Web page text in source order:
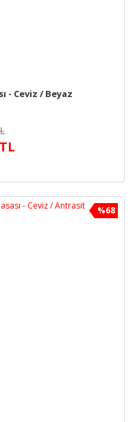
- Ceviz / Beyaz
%68